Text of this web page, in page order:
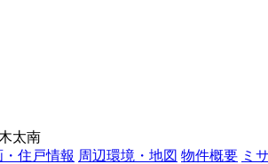
太南
・住戸情報 周辺環境・地図 物件概要 ミ